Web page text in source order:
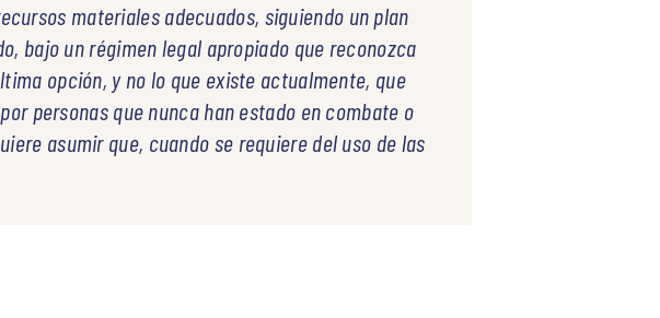
materiales adecuados, siguiendo un plan
bajo un régimen legal apropiado que reconozca
opción, y no lo que existe actualmente, que
personas que nunca han estado en combate o
asumir que, cuando se requiere del uso de las